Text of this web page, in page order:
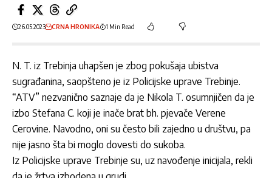
26.05.2023 CRNA HRONIKA 1 Min Read
N. T. iz Trebinja uhapšen je zbog pokušaja ubistva
sugrađanina, saopšteno je iz Policijske uprave Trebinje.
“ATV” nezvanično saznaje da je Nikola T. osumnjičen da je
izbo Stefana C. koji je inače brat bh. pjevače Verene
Cerovine. Navodno, oni su često bili zajedno u društvu, pa
nije jasno šta bi moglo dovesti do sukoba.
Iz Policijske uprave Trebinje su, uz navođenje inicijala, rekli